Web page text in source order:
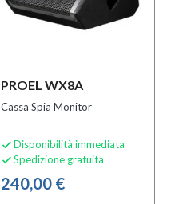
PROEL WX8A
Cassa Spia Monitor
 Disponibilità immediata
 Spedizione gratuita
240,00 €